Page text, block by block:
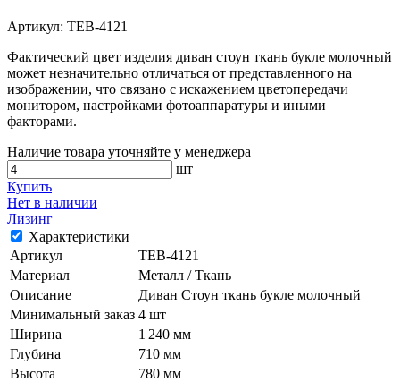
Артикул: TEB-4121
Фактический цвет изделия диван стоун ткань букле молочный
может незначительно отличаться от представленного на
изображении, что связано с искажением цветопередачи
монитором, настройками фотоаппаратуры и иными
факторами.
Наличие товара уточняйте у менеджера
шт
Купить
Нет в наличии
Лизинг
Характеристики
Артикул
TEB-4121
Материал
Металл / Ткань
Описание
Диван Стоун ткань букле молочный
Минимальный заказ 4 шт
Ширина
1 240 мм
Глубина
710 мм
Высота
780 мм